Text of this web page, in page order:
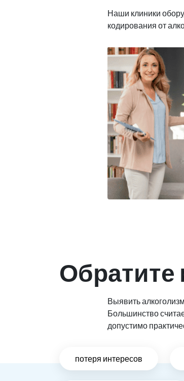
Наши клиники
кодирования от
Обратите
Выявить
Большинство
допустимо
потеря интересов